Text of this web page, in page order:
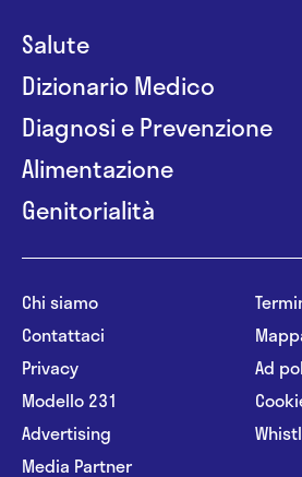
Salute
Dizionario Medico
Diagnosi e Prevenzione
Alimentazione
Genitorialità
Chi siamo
Contattaci
Privacy
Modello 231
Advertising
Media Partner
Ad